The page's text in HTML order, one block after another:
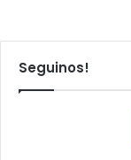
Seguinos!